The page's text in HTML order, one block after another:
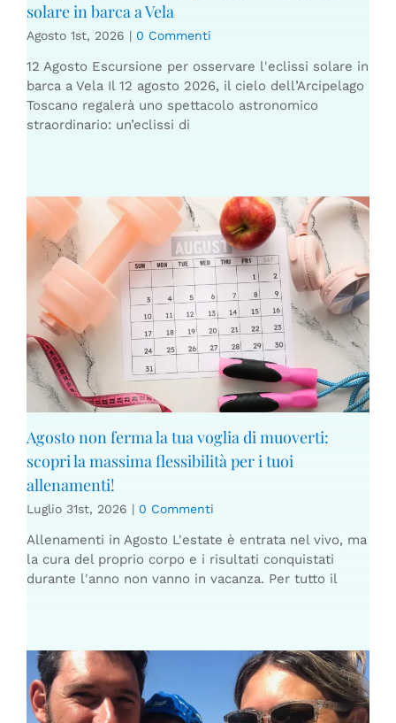
solare in barca a Vela
Agosto 1st, 2026 | 0 Commenti
12 Agosto Escursione per osservare l'eclissi solare in
barca a Vela Il 12 agosto 2026, il cielo dell’Arcipelago
Toscano regalerà uno spettacolo astronomico
straordinario: un’eclissi di
Agosto non ferma la tua voglia di muoverti:
scopri la massima flessibilità per i tuoi
allenamenti!
Luglio 31st, 2026 | 0 Commenti
Allenamenti in Agosto L'estate è entrata nel vivo, ma
la cura del proprio corpo e i risultati conquistati
durante l'anno non vanno in vacanza. Per tutto il